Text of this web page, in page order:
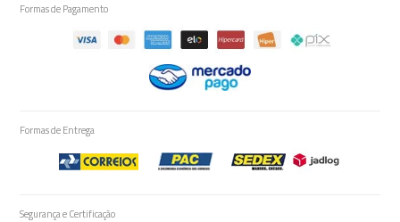
Formas de Pagamento
Formas de Entrega
Segurança e Certificação